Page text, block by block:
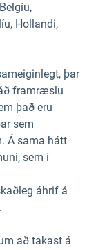
Hollandi,
þar
framræslu
það eru
sem
Á sama hátt
sem í
áhrif á
að takast á